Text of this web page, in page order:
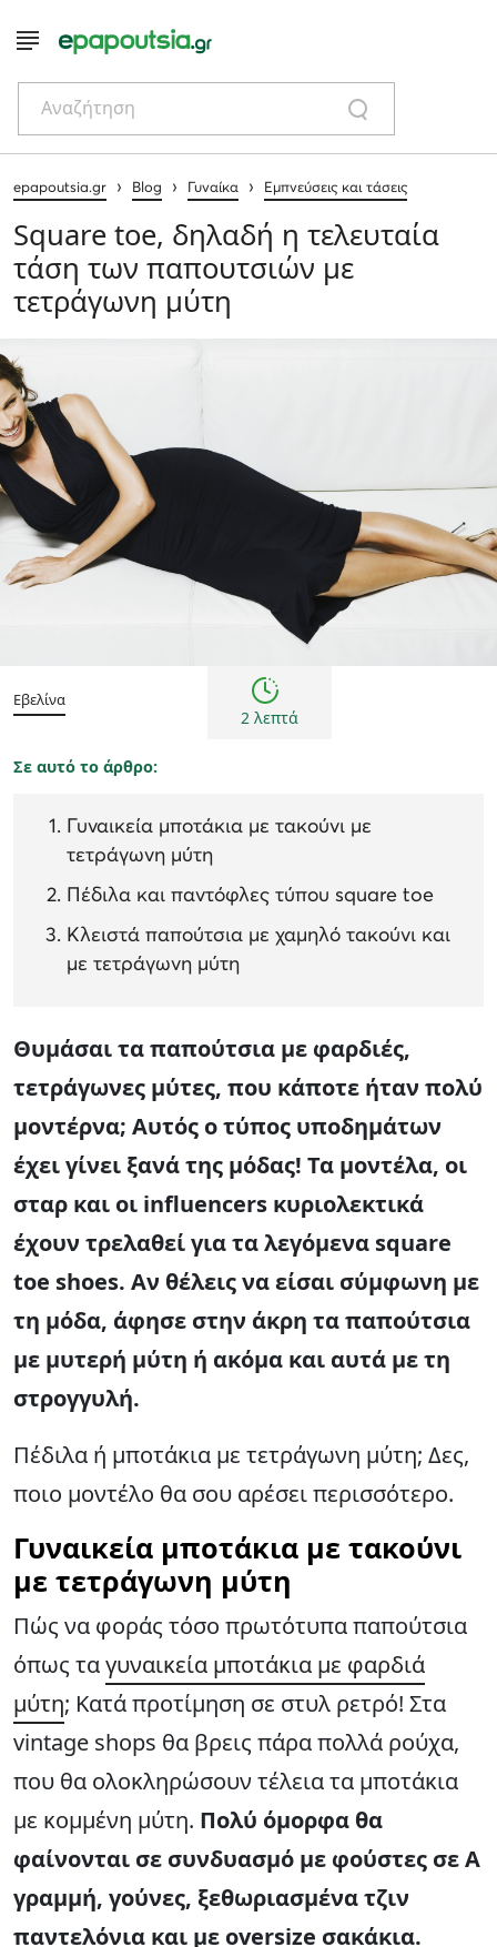
Αναζήτηση
epapoutsia.gr › Blog › Γυναίκα › Εμπνεύσεις και τάσεις
Square toe, δηλαδή η τελευταία
τάση των παπουτσιών με
τετράγωνη μύτη
Εβελίνα
2 λεπτά
Σε αυτό το άρθρο:
Γυναικεία μποτάκια με τακούνι με
τετράγωνη μύτη
Πέδιλα και παντόφλες τύπου square toe
Κλειστά παπούτσια με χαμηλό τακούνι και
με τετράγωνη μύτη
Θυμάσαι τα παπούτσια με φαρδιές,
τετράγωνες μύτες, που κάποτε ήταν πολύ
μοντέρνα; Αυτός ο τύπος υποδημάτων
έχει γίνει ξανά της μόδας! Τα μοντέλα, οι
σταρ και οι influencers κυριολεκτικά
έχουν τρελαθεί για τα λεγόμενα square
toe shoes. Αν θέλεις να είσαι σύμφωνη με
τη μόδα, άφησε στην άκρη τα παπούτσια
με μυτερή μύτη ή ακόμα και αυτά με τη
στρογγυλή.
Πέδιλα ή μποτάκια με τετράγωνη μύτη; Δες,
ποιο μοντέλο θα σου αρέσει περισσότερο.
Γυναικεία μποτάκια με τακούνι
με τετράγωνη μύτη
Πώς να φοράς τόσο πρωτότυπα παπούτσια
όπως ταγυναικεία μποτάκια με φαρδιά
μύτη; Κατά προτίμηση σε στυλ ρετρό! Στα
vintage shops θα βρεις πάρα πολλά ρούχα,
που θα ολοκληρώσουν τέλεια τα μποτάκια
με κομμένη μύτη. Πολύ όμορφα θα
φαίνονται σε συνδυασμό με φούστες σε Α
γραμμή, γούνες, ξεθωριασμένα τζιν
παντελόνια και με oversize σακάκια.